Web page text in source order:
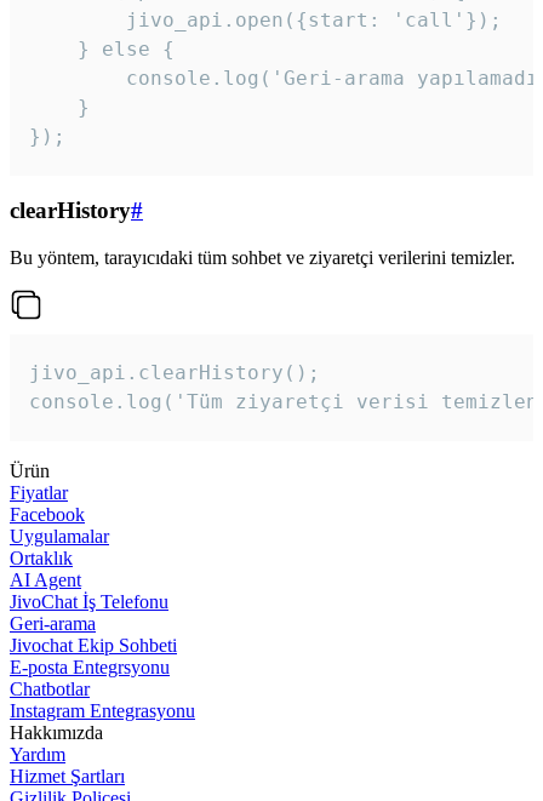
        jivo_api.open({start: 'call'});
    } else {
console.log('Geri-arama
    }
});
clearHistory#
Bu yöntem, tarayıcıdaki tüm sohbet ve ziyaretçi verilerini temizler.
jivo_api.clearHistory();
console.log('Tüm ziyaretçi verisi
Ürün
Fiyatlar
Facebook
Uygulamalar
Ortaklık
AI Agent
JivoChat İş Telefonu
Geri-arama
Jivochat Ekip Sohbeti
E-posta Entegrsyonu
Chatbotlar
Instagram Entegrasyonu
Hakkımızda
Yardım
Hizmet Şartları